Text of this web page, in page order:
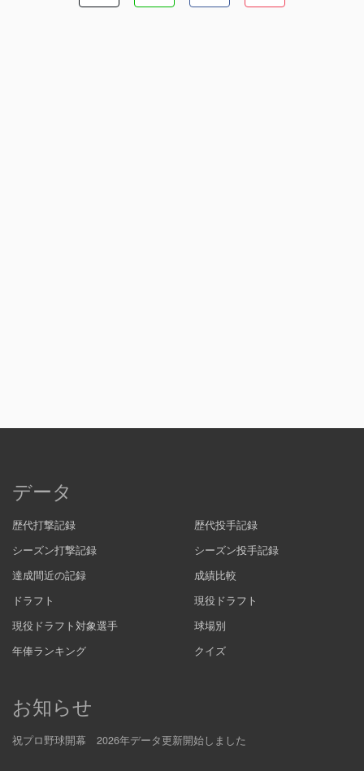
データ
歴代打撃記録
歴代投手記録
シーズン打撃記録
シーズン投手記録
達成間近の記録
成績比較
ドラフト
現役ドラフト
現役ドラフト対象選手
球場別
年俸ランキング
クイズ
お知らせ
祝プロ野球開幕 2026年データ更新開始しました